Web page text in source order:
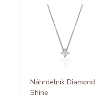
Náhrdelník Diamond
Shine